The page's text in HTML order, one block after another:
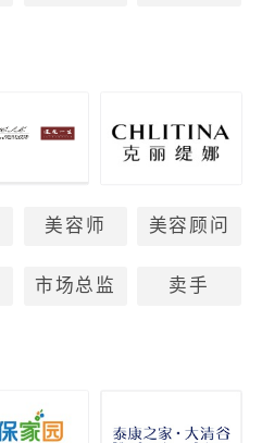
美容师 美容顾问
市场总监 卖手